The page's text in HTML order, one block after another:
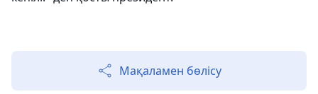
Мақаламен бөлісу